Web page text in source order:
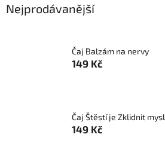
Nejprodávanější
Čaj Balzám na nervy
149 Kč
Čaj Štěstí je Zklidnit mysl
149 Kč